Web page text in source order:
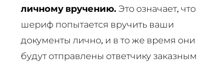
личному вручению. Это означает, что
шериф попытается вручить ваши
документы лично, и в то же время они
будут отправлены ответчику заказным